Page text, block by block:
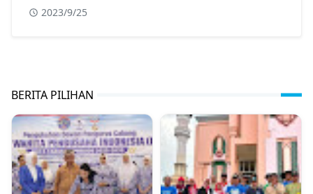
2023/9/25
BERITA PILIHAN